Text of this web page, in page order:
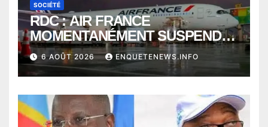
SOCIÉTÉ
RDC : AIR FRANCE
MOMENTANÉMENT SUSPENDU
ENTRE KINSHASA ET PARIS ?
6 AOÛT 2026 ENQUETENEWS.INFO